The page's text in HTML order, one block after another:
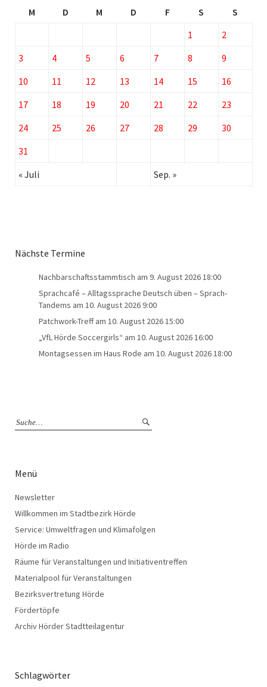
M D M D F S
S
1
2
3
4 5 6 7 8
9
10
11 12 13 14 15
16
17
18 19 20 21 22
23
24
25 26 27 28 29
30
31
« Juli
Sep. »
Nächste Termine
Nachbarschaftsstammtisch am 9. August 2026 18:00
Sprachcafé – Alltagssprache Deutsch üben – Sprach-
Tandems am 10. August 2026 9:00
Patchwork-Treffam 10. August 2026 15:00
„VfL Hörde Soccergirls“ am 10. August 2026 16:00
Montagsessen im Haus Rode am 10. August 2026 18:00
Menü
Newsletter
Willkommen im Stadtbezirk Hörde
Service: Umweltfragen und Klimafolgen
Hörde im Radio
Räume für Veranstaltungen und Initiativentreffen
Materialpool für Veranstaltungen
Bezirksvertretung Hörde
Fördertöpfe
Archiv Hörder Stadtteilagentur
Schlagwörter